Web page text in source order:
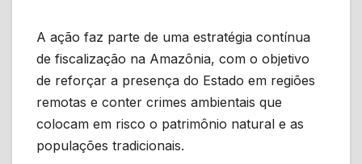
A ação faz parte de uma estratégia contínua
de fiscalização na Amazônia, com o objetivo
de reforçar a presença do Estado em regiões
remotas e conter crimes ambientais que
colocam em risco o patrimônio natural e as
populações tradicionais.